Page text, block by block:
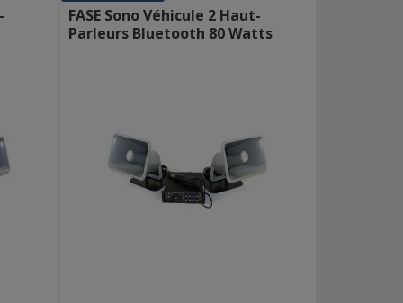
FASE Sono Véhicule 2 Haut-
Parleurs Bluetooth 80 Watts